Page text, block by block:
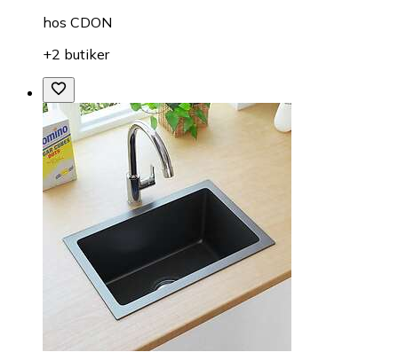
hos CDON
+2 butiker